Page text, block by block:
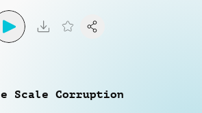
Scale Corruption